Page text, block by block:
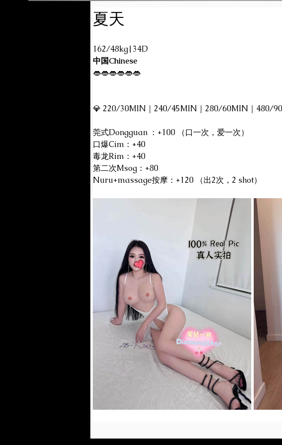
夏天
162/48kg|34D
中国Chinese
👄👄👄👄👄👄
💎 220/30MIN｜240/45MIN｜280/60MIN｜480/
莞式Dongguan ：+100 （口一次，爱一次）
口爆Cim：+40
毒龙Rim：+40
第二次Msog：+80
Nuru+massage按摩：+120 （出2次，2 shot）